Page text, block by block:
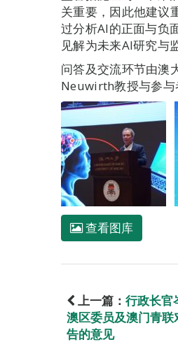
关重要，因此他建议
过分析AI的正面与负
见解为未来AI研究与
问答及交流环节由澳
Neuwirth教授与参与
查看图库
上一篇： 行政长官
澳区委员及澳门青
告的意见